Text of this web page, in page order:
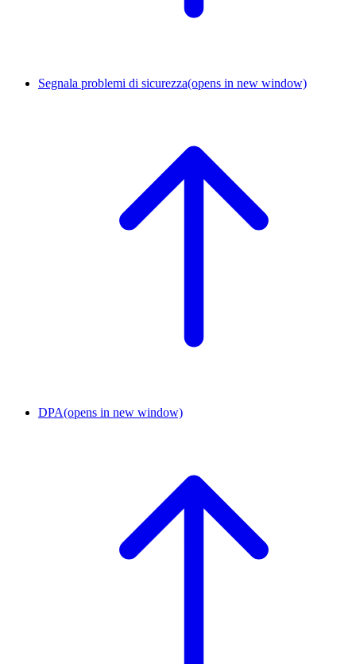
Segnala problemi di sicurezza(opens in new window)
DPA(opens in new window)